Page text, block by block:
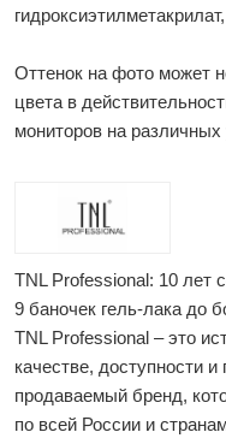
Оттенок на фото может
цвета в
мониторов на различных
TNL Professional: 10 лет
9 баночек гель-лака до
TNL Professional – это
качестве, доступности
продаваемый бренд,
по всей России и